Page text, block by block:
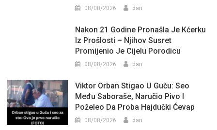
08/08/2026 dan
Nakon 21 Godine Pronašla Je Kćerku
Iz Prošlosti – Njihov Susret
Promijenio Je Cijelu Porodicu
08/08/2026 dan
Viktor Orban Stigao U Guču: Seo
Među Saboraše, Naručio Pivo I
Poželeo Da Proba Hajdučki Ćevap
08/08/2026 dan